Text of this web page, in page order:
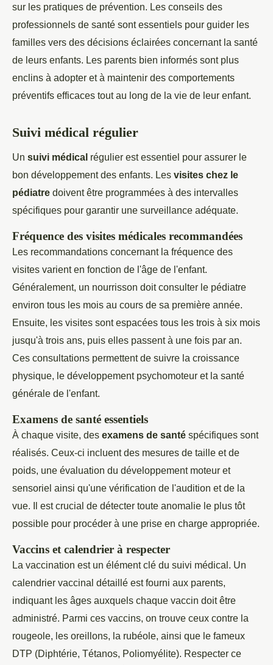
sur les pratiques de prévention. Les conseils des
professionnels de santé sont essentiels pour guider les
familles vers des décisions éclairées concernant la santé
de leurs enfants. Les parents bien informés sont plus
enclins à adopter et à maintenir des comportements
préventifs efficaces tout au long de la vie de leur enfant.
Suivi médical régulier
Un suivi médical régulier est essentiel pour assurer le
bon développement des enfants. Les visites chez le
pédiatre doivent être programmées à des intervalles
spécifiques pour garantir une surveillance adéquate.
Fréquence des visites médicales recommandées
Les recommandations concernant la fréquence des
visites varient en fonction de l'âge de l'enfant.
Généralement, un nourrisson doit consulter le pédiatre
environ tous les mois au cours de sa première année.
Ensuite, les visites sont espacées tous les trois à six mois
jusqu'à trois ans, puis elles passent à une fois par an.
Ces consultations permettent de suivre la croissance
physique, le développement psychomoteur et la santé
générale de l'enfant.
Examens de santé essentiels
À chaque visite, des examens de santé spécifiques sont
réalisés. Ceux-ci incluent des mesures de taille et de
poids, une évaluation du développement moteur et
sensoriel ainsi qu'une vérification de l'audition et de la
vue. Il est crucial de détecter toute anomalie le plus tôt
possible pour procéder à une prise en charge appropriée.
Vaccins et calendrier à respecter
La vaccination est un élément clé du suivi médical. Un
calendrier vaccinal détaillé est fourni aux parents,
indiquant les âges auxquels chaque vaccin doit être
administré. Parmi ces vaccins, on trouve ceux contre la
rougeole, les oreillons, la rubéole, ainsi que le fameux
DTP (Diphtérie, Tétanos, Poliomyélite). Respecter ce